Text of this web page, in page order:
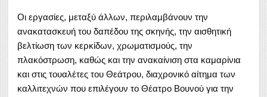
Οι εργασίες, μεταξύ άλλων, περιλαμβάνουν την
ανακατασκευή του δαπέδου της σκηνής, την αισθητική
βελτίωση των κερκίδων, χρωματισμούς, την
πλακόστρωση, καθώς και την ανακαίνιση στα καμαρίνια
και στις τουαλέτες του Θεάτρου, διαχρονικό αίτημα των
καλλιτεχνών που επιλέγουν το Θέατρο Βουνού για την